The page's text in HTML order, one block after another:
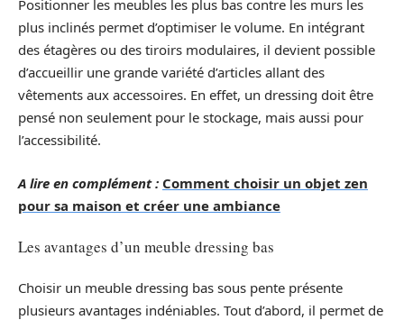
Positionner les meubles les plus bas contre les murs les
plus inclinés permet d’optimiser le volume. En intégrant
des étagères ou des tiroirs modulaires, il devient possible
d’accueillir une grande variété d’articles allant des
vêtements aux accessoires. En effet, un dressing doit être
pensé non seulement pour le stockage, mais aussi pour
l’accessibilité.
A lire en complément : Comment choisir un objet zen
pour sa maison et créer une ambiance
Les avantages d’un meuble dressing bas
Choisir un meuble dressing bas sous pente présente
plusieurs avantages indéniables. Tout d’abord, il permet de